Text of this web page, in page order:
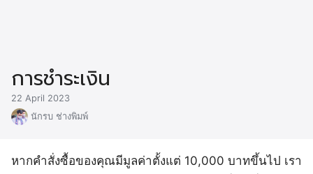
การชำระเงิน
22 April 2023
นักรบ ช่างพิมพ์
หากคำสั่งซื้อของคุณมีมูลค่าตั้งแต่ 10,000 บาทขึ้นไป เรา